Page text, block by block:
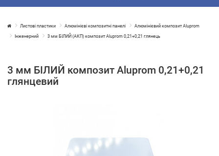
Листові пластики Алюмінієві композитні панелі Алюмінієвий композит Aluprom
Інженерний 3 мм БІЛИЙ (АКП) композит Aluprom 0,21+0,21 глянець
3 мм БІЛИЙ композит Aluprom 0,21+0,21
глянцевий